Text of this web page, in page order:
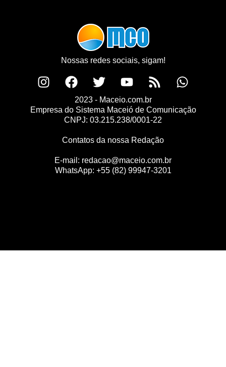
Nossas redes sociais, sigam!
2023 - Maceio.com.br
Empresa do Sistema Maceió de Comunicação
CNPJ: 03.215.238/0001-22
Contatos da nossa Redação
E-mail: redacao@maceio.com.br
WhatsApp: +55 (82) 99947-3201